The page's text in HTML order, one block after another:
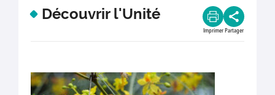
Découvrir l'Unité
Imprimer Partager